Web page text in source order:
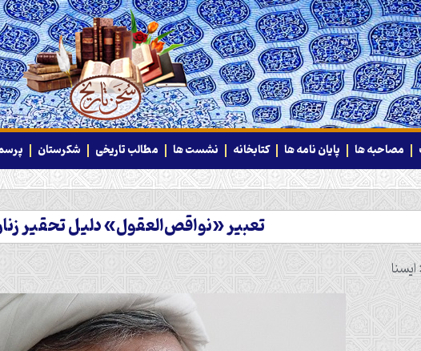
مصاحبه ها پایان نامه ها کتابخانه نشست ها مطالب تاریخی شکرستان
تعبیر «نواقص‌العقول» دلیل تحقیر